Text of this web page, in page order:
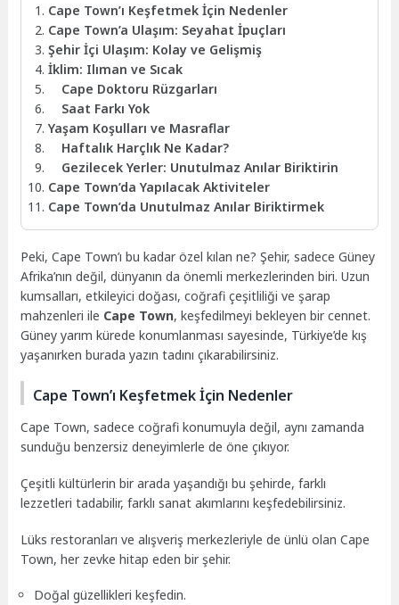
Cape Town’ı Keşfetmek İçin Nedenler
Cape Town’a Ulaşım: Seyahat İpuçları
Şehir İçi Ulaşım: Kolay ve Gelişmiş
İklim: Ilıman ve Sıcak
Cape Doktoru Rüzgarları
Saat Farkı Yok
Yaşam Koşulları ve Masraflar
Haftalık Harçlık Ne Kadar?
Gezilecek Yerler: Unutulmaz Anılar Biriktirin
Cape Town’da Yapılacak Aktiviteler
Cape Town’da Unutulmaz Anılar Biriktirmek
Peki, Cape Town’ı bu kadar özel kılan ne? Şehir, sadece Güney
Afrika’nın değil, dünyanın da önemli merkezlerinden biri. Uzun
kumsalları, etkileyici doğası, coğrafi çeşitliliği ve şarap
mahzenleri ile Cape Town, keşfedilmeyi bekleyen bir cennet.
Güney yarım kürede konumlanması sayesinde, Türkiye’de kış
yaşanırken burada yazın tadını çıkarabilirsiniz.
Cape Town’ı Keşfetmek İçin Nedenler
Cape Town, sadece coğrafi konumuyla değil, aynı zamanda
sunduğu benzersiz deneyimlerle de öne çıkıyor.
Çeşitli kültürlerin bir arada yaşandığı bu şehirde, farklı
lezzetleri tadabilir, farklı sanat akımlarını keşfedebilirsiniz.
Lüks restoranları ve alışveriş merkezleriyle de ünlü olan Cape
Town, her zevke hitap eden bir şehir.
Doğal güzellikleri keşfedin.